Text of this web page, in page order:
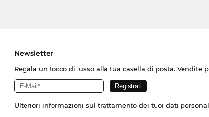
Newsletter
Regala un tocco di lusso alla tua casella di posta.
Ulteriori informazioni sul trattamento dei tuoi dati